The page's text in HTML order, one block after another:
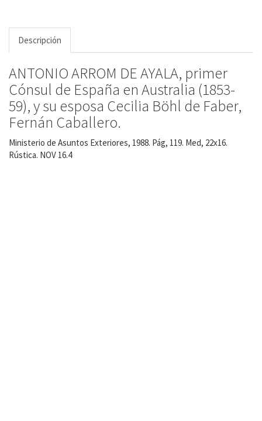
Descripción
ANTONIO ARROM DE AYALA, primer
Cónsul de España en Australia (1853-
59), y su esposa Cecilia Böhl de Faber,
Fernán Caballero.
Ministerio de Asuntos Exteriores, 1988. Pág, 119. Med, 22x16.
Rústica. NOV 16.4